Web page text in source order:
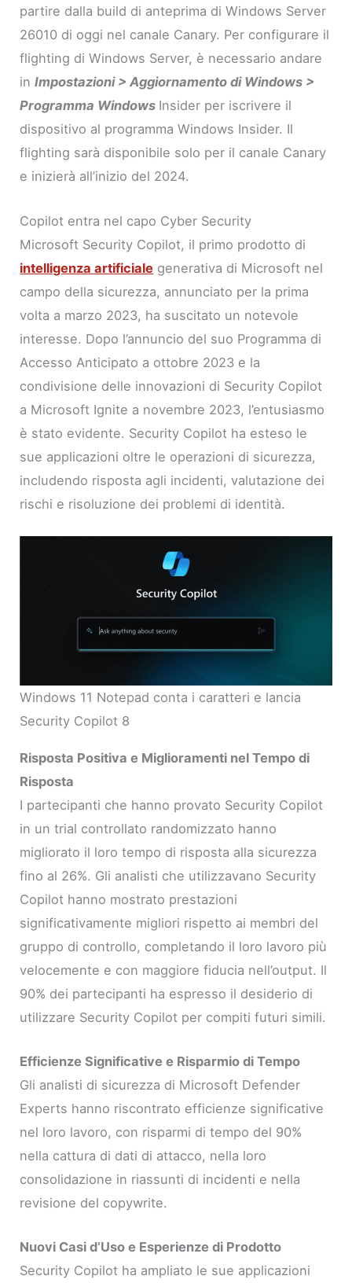
partire dalla build di anteprima di Windows Server
26010 di oggi nel canale Canary. Per configurare il
flighting di Windows Server, è necessario andare
inImpostazioni > Aggiornamento di Windows >
Programma Windows Insider per iscrivere il
dispositivo al programma Windows Insider. Il
flighting sarà disponibile solo per il canale Canary
e inizierà all’inizio del 2024.
Copilot entra nel capo Cyber Security
Microsoft Security Copilot, il primo prodotto di
intelligenza artificiale generativa di Microsoft nel
campo della sicurezza, annunciato per la prima
volta a marzo 2023, ha suscitato un notevole
interesse. Dopo l’annuncio del suo Programma di
Accesso Anticipato a ottobre 2023 e la
condivisione delle innovazioni di Security Copilot
a Microsoft Ignite a novembre 2023, l’entusiasmo
è stato evidente. Security Copilot ha esteso le
sue applicazioni oltre le operazioni di sicurezza,
includendo risposta agli incidenti, valutazione dei
rischi e risoluzione dei problemi di identità.
Windows 11 Notepad conta i caratteri e lancia
Security Copilot 8
Risposta Positiva e Miglioramenti nel Tempo di
Risposta
I partecipanti che hanno provato Security Copilot
in un trial controllato randomizzato hanno
migliorato il loro tempo di risposta alla sicurezza
fino al 26%. Gli analisti che utilizzavano Security
Copilot hanno mostrato prestazioni
significativamente migliori rispetto ai membri del
gruppo di controllo, completando il loro lavoro più
velocemente e con maggiore fiducia nell’output. Il
90% dei partecipanti ha espresso il desiderio di
utilizzare Security Copilot per compiti futuri simili.
Efficienze Significative e Risparmio di Tempo
Gli analisti di sicurezza di Microsoft Defender
Experts hanno riscontrato efficienze significative
nel loro lavoro, con risparmi di tempo del 90%
nella cattura di dati di attacco, nella loro
consolidazione in riassunti di incidenti e nella
revisione del copywrite.
Nuovi Casi d’Uso e Esperienze di Prodotto
Security Copilot ha ampliato le sue applicazioni